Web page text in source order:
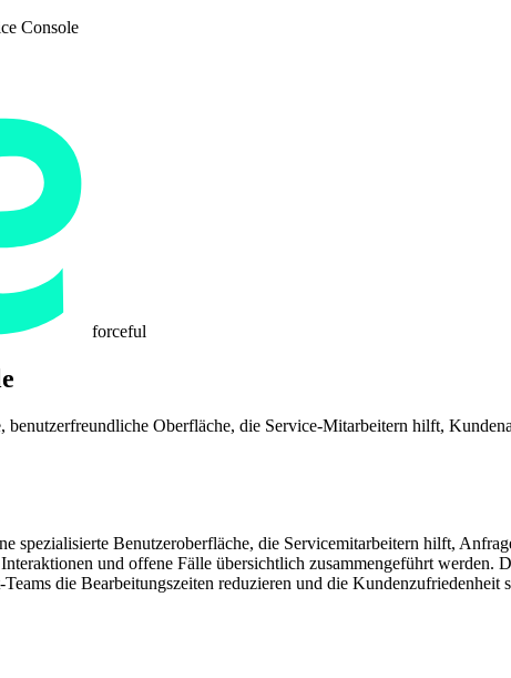
Console
forceful
benutzerfreundliche Oberfläche, die Service-Mitarbeitern hilft,
spezialisierte Benutzeroberfläche, die Servicemitarbeitern hilft,
und offene Fälle übersichtlich zusammengeführt werden.
die Bearbeitungszeiten reduzieren und die